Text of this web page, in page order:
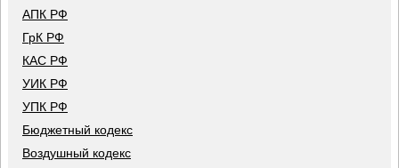
АПК РФ
ГрК РФ
КАС РФ
УИК РФ
УПК РФ
Бюджетный кодекс
Воздушный кодекс